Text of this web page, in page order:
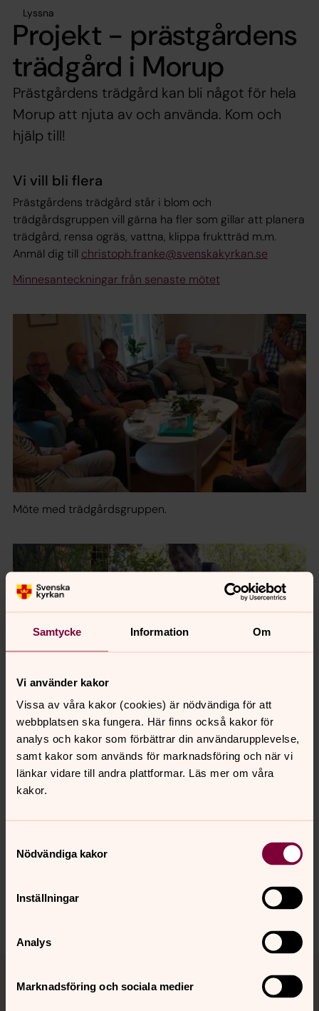
Samtycke Information Om
Vi använder kakor
Vissa av våra kakor (cookies) är nödvändiga för att
webbplatsen ska fungera. Här finns också kakor för
analys och kakor som förbättrar din användarupplevelse,
samt kakor som används för marknadsföring och när vi
länkar vidare till andra plattformar. Läs mer om våra
kakor.
Nödvändiga kakor
Inställningar
Analys
Marknadsföring och sociala medier
Lyssna
Projekt - prästgårdens
trädgård i Morup
Prästgårdens trädgård kan bli något för hela
Morup att njuta av och använda. Kom och
hjälp till!
Vi vill bli flera
Prästgårdens trädgård står i blom och
trädgårdsgruppen vill gärna ha fler som gillar att planera
trädgård, rensa ogräs, vattna, klippa fruktträd m.m.
Anmäl dig till christoph.franke@svenskakyrkan.se
Minnesanteckningar från senaste mötet
Möte med trädgårdsgruppen.
Plantering på gång.
Synpunkter eller frågor på sidans